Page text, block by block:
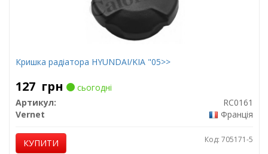
Кришка радіатора HYUNDAI/KIA "05>>
127 грн
сьогодні
Артикул:
RC0161
Vernet
Франція
КУПИТИ Код: 705171-5